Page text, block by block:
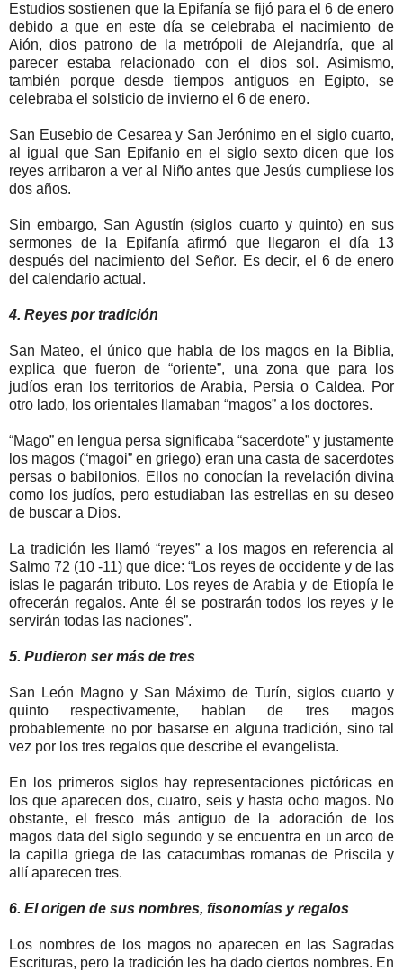
Estudios sostienen que la Epifanía se fijó para el 6 de enero
debido a que en este día se celebraba el nacimiento de
Aión, dios patrono de la metrópoli de Alejandría, que al
parecer estaba relacionado con el dios sol. Asimismo,
también porque desde tiempos antiguos en Egipto, se
celebraba el solsticio de invierno el 6 de enero.
San Eusebio de Cesarea y San Jerónimo en el siglo cuarto,
al igual que San Epifanio en el siglo sexto dicen que los
reyes arribaron a ver al Niño antes que Jesús cumpliese los
dos años.
Sin embargo, San Agustín (siglos cuarto y quinto) en sus
sermones de la Epifanía afirmó que llegaron el día 13
después del nacimiento del Señor. Es decir, el 6 de enero
del calendario actual.
4. Reyes por tradición
San Mateo, el único que habla de los magos en la Biblia,
explica que fueron de “oriente”, una zona que para los
judíos eran los territorios de Arabia, Persia o Caldea. Por
otro lado, los orientales llamaban “magos” a los doctores.
“Mago” en lengua persa significaba “sacerdote” y justamente
los magos (“magoi” en griego) eran una casta de sacerdotes
persas o babilonios. Ellos no conocían la revelación divina
como los judíos, pero estudiaban las estrellas en su deseo
de buscar a Dios.
La tradición les llamó “reyes” a los magos en referencia al
Salmo 72 (10 -11) que dice: “Los reyes de occidente y de las
islas le pagarán tributo. Los reyes de Arabia y de Etiopía le
ofrecerán regalos. Ante él se postrarán todos los reyes y le
servirán todas las naciones”.
5. Pudieron ser más de tres
San León Magno y San Máximo de Turín, siglos cuarto y
quinto respectivamente, hablan de tres magos
probablemente no por basarse en alguna tradición, sino tal
vez por los tres regalos que describe el evangelista.
En los primeros siglos hay representaciones pictóricas en
los que aparecen dos, cuatro, seis y hasta ocho magos. No
obstante, el fresco más antiguo de la adoración de los
magos data del siglo segundo y se encuentra en un arco de
la capilla griega de las catacumbas romanas de Priscila y
allí aparecen tres.
6. El origen de sus nombres, fisonomías y regalos
Los nombres de los magos no aparecen en las Sagradas
Escrituras, pero la tradición les ha dado ciertos nombres. En